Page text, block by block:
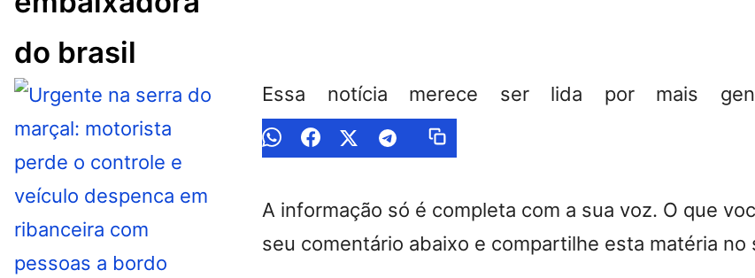
do brasil
Essa notícia merece ser lida por mais
A informação só é completa com a sua voz. O que
seu comentário abaixo e compartilhe esta matéria no